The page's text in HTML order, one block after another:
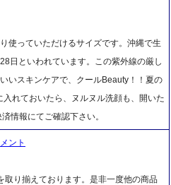
使っていただけるサイズです。沖縄で生
日といわれています。この紫外線の厳し
いスキンケアで、クールBeauty！！夏の
れておいたら、ヌルヌル洗顔も、開いた
情報にてご確認下さい。
ント
り揃えております。是非一度他の商品